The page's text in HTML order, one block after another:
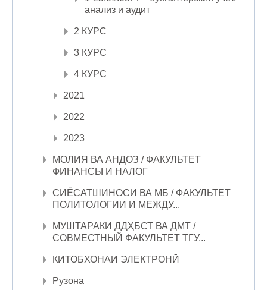
анализ и аудит
2 КУРС
3 КУРС
4 КУРС
2021
2022
2023
МОЛИЯ ВА АНДОЗ / ФАКУЛЬТЕТ
ФИНАНСЫ И НАЛОГ
СИЁСАТШИНОСӢ ВА МБ / ФАКУЛЬТЕТ
ПОЛИТОЛОГИИ И МЕЖДУ...
МУШТАРАКИ ДДҲБСТ ВА ДМТ /
СОВМЕСТНЫЙ ФАКУЛЬТЕТ ТГУ...
КИТОБХОНАИ ЭЛЕКТРОНӢ
Рӯзона